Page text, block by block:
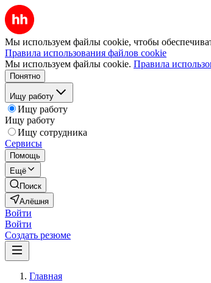
Мы используем файлы cookie, чтобы
Правила использования файлов cookie
Мы используем файлы cookie. Правила
Понятно
Ищу работу
Ищу работу
Ищу работу
Ищу сотрудника
Сервисы
Помощь
Ещё
Поиск
Алёшня
Войти
Войти
Создать резюме
Главная